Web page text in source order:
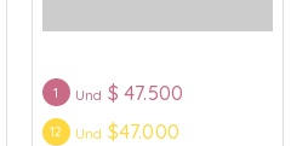
1 Und $ 47.500
12 Und $47.000